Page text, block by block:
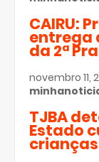
CAIRU:
entrega
da 2ª
novembro 11,
TJBA
Estado